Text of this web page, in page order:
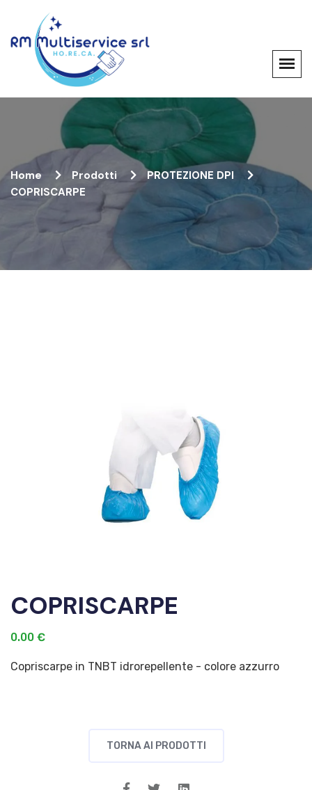
Home Prodotti
PROTEZIONE DPI
COPRISCARPE
COPRISCARPE
0.00 €
Copriscarpe in TNBT idrorepellente - colore azzurro
TORNA AI PRODOTTI